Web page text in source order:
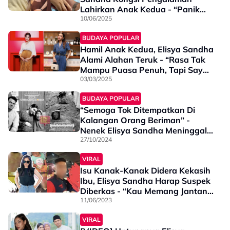
Lahirkan Anak Kedua - “Panik
Seperti Pertama Kali Bersalin…”
10/06/2025
BUDAYA POPULAR
Hamil Anak Kedua, Elisya Sandha
Alami Alahan Teruk - “Rasa Tak
Mampu Puasa Penuh, Tapi Saya
Cuba…”
03/03/2025
BUDAYA POPULAR
“Semoga Tok Ditempatkan Di
Kalangan Orang Beriman” -
Nenek Elisya Sandha Meninggal
Dunia Pada Usia 99 Tahun
27/10/2024
VIRAL
Isu Kanak-Kanak Didera Kekasih
Ibu, Elisya Sandha Harap Suspek
Diberkas - “Kau Memang Jantan
Tak Guna! Dera Anak Orang!”
11/06/2023
VIRAL